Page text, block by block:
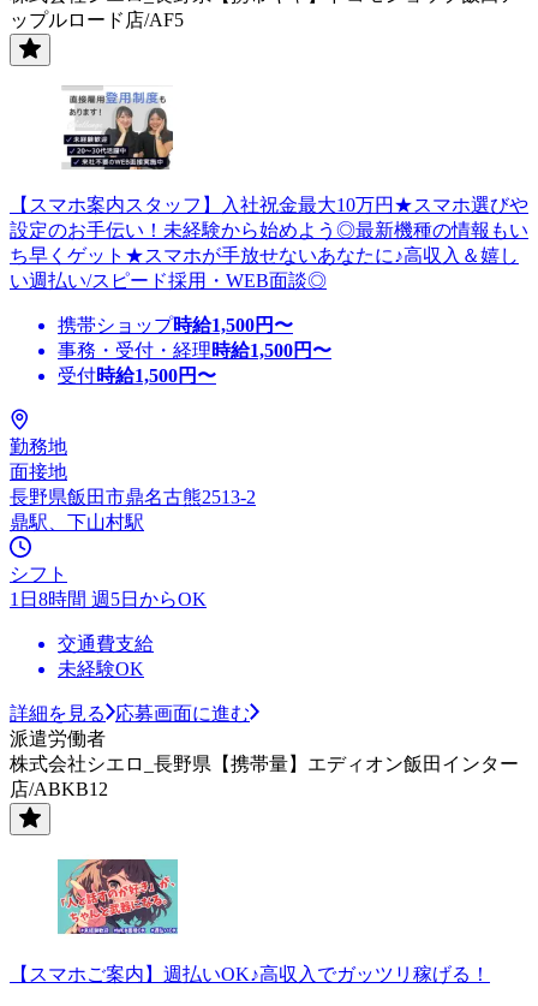
ップルロード店/AF5
【スマホ案内スタッフ】入社祝金最大10万円★スマホ選びや
設定のお手伝い！未経験から始めよう◎最新機種の情報もい
ち早くゲット★スマホが手放せないあなたに♪高収入＆嬉し
い週払い/スピード採用・WEB面談◎
携帯ショップ時給1,500円〜
事務・受付・経理時給1,500円〜
受付時給1,500円〜
勤務地
面接地
長野県飯田市鼎名古熊2513-2
鼎駅、下山村駅
シフト
1日8時間 週5日からOK
交通費支給
未経験OK
詳細を見る
応募画面に進む
派遣労働者
株式会社シエロ_長野県【携帯量】エディオン飯田インター
店/ABKB12
【スマホご案内】週払いOK♪高収入でガッツリ稼げる！